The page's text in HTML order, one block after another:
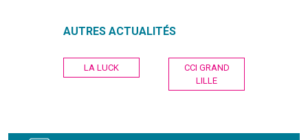
AUTRES ACTUALITÉS
Navigation
de
LA LUCK
CCI GRAND
LILLE